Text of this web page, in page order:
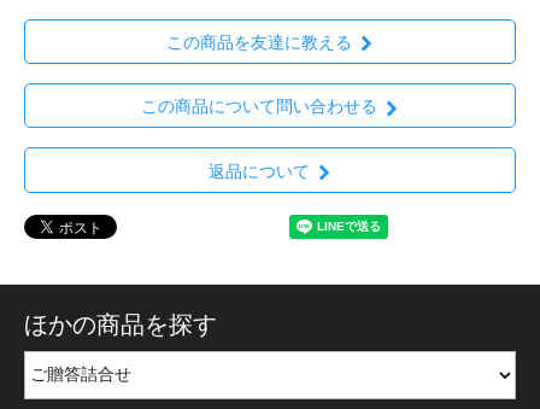
この商品を友達に教える
この商品について問い合わせる
返品について
ほかの商品を探す